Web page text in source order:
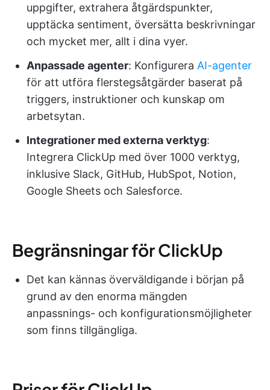
uppgifter, extrahera åtgärdspunkter,
upptäcka sentiment, översätta beskrivningar
och mycket mer, allt i dina vyer.
Anpassade agenter: Konfigurera AI-agenter
för att utföra flerstegsåtgärder baserat på
triggers, instruktioner och kunskap om
arbetsytan.
Integrationer med externa verktyg:
Integrera ClickUp med över 1000 verktyg,
inklusive Slack, GitHub, HubSpot, Notion,
Google Sheets och Salesforce.
Begränsningar för ClickUp
Det kan kännas överväldigande i början på
grund av den enorma mängden
anpassnings- och konfigurationsmöjligheter
som finns tillgängliga.